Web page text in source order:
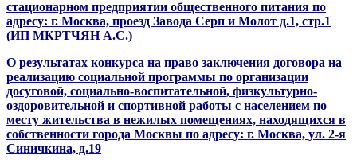
стационарном предприятии общественного питания по
адресу: г. Москва, проезд Завода Серп и Молот д.1, стр.1
(ИП МКРТЧЯН А.С.)
О результатах конкурса на право заключения договора на
реализацию социальной программы по организации
досуговой, социально-воспитательной, физкультурно-
оздоровительной и спортивной работы с населением по
месту жительства в нежилых помещениях, находящихся в
собственности города Москвы по адресу: г. Москва, ул. 2-я
Синичкина, д.19